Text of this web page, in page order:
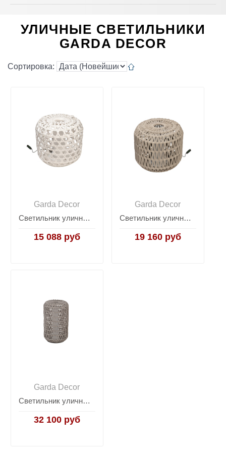
УЛИЧНЫЕ СВЕТИЛЬНИКИ
GARDA DECOR
Сортировка:
Garda Decor
Светильник уличный белый 39AR-SVET-215 BEL
15 088 руб
Garda Decor
Светильник уличный серый 39AR-SVET-215 SER
19 160 руб
Garda Decor
Светильник уличный серый 39AR-SVET-213 SER
32 100 руб